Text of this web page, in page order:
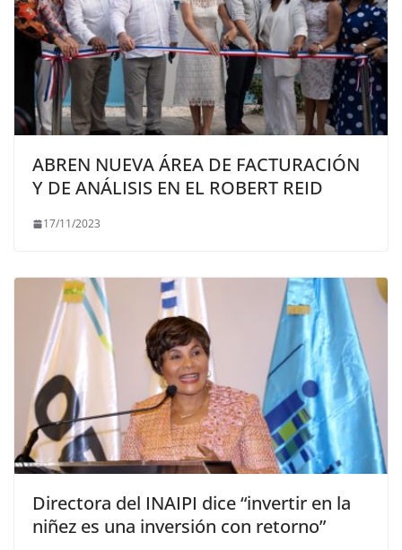
ABREN NUEVA ÁREA DE FACTURACIÓN
Y DE ANÁLISIS EN EL ROBERT REID
17/11/2023
Directora del INAIPI dice “invertir en la
niñez es una inversión con retorno”